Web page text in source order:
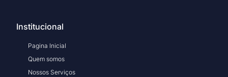
Institucional
Pagina Inicial
Quem somos
Nossos Serviços